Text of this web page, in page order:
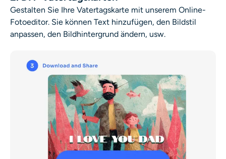
Gestalten Sie Ihre Vatertagskarte mit unserem Online-
Fotoeditor. Sie können Text hinzufügen, den Bildstil
anpassen, den Bildhintergrund ändern, usw.